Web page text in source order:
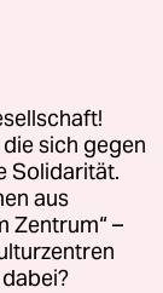
Rollback?
sich gegen
Solidarität.
aus
Zentrum“ –